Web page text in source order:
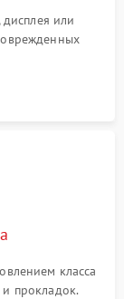
или
элементов
класса
прокладок.